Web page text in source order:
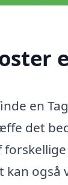
en
det
kan